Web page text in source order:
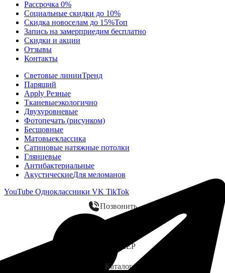
Рассрочка 0%
Социальные скидки до 10%
Скидка новоселам до 15%Топ
Запись на замерприедим бесплатно
Скидки и акции
Отзывы
Контакты
Световые линииТренд
Парящий
Apply Резные
Тканевыеэкологично
Двухуровневые
Фотопечать (рисунком)
Бесшовные
Матовыеклассика
Сатиновые натяжные потолки
Глянцевые
Антибактериальные
АкустическиеДля меломанов
YouTube Одноклассники VK TikTok
Позвонить
ЗАМЕР
Каталог